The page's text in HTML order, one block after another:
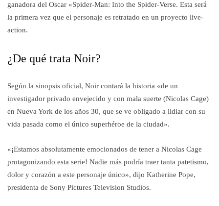
ganadora del Oscar «Spider-Man: Into the Spider-Verse. Esta será
la primera vez que el personaje es retratado en un proyecto live-
action.
¿De qué trata Noir?
Según la sinopsis oficial, Noir contará la historia «de un
investigador privado envejecido y con mala suerte (Nicolas Cage)
en Nueva York de los años 30, que se ve obligado a lidiar con su
vida pasada como el único superhéroe de la ciudad».
«¡Estamos absolutamente emocionados de tener a Nicolas Cage
protagonizando esta serie! Nadie más podría traer tanta patetismo,
dolor y corazón a este personaje único», dijo Katherine Pope,
presidenta de Sony Pictures Television Studios.